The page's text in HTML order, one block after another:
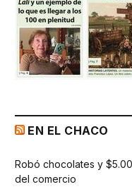
EN EL CHACO
Robó chocolates y
del comercio